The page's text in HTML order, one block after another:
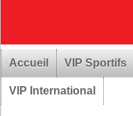
Accueil VIP Sportifs
VIP International